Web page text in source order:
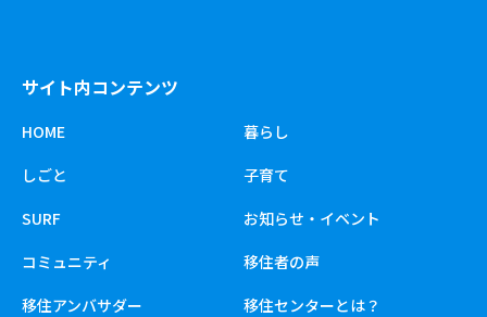
サイト内コンテンツ
HOME
暮らし
しごと
子育て
SURF
お知らせ・イベント
コミュニティ
移住者の声
移住アンバサダー
移住センターとは？